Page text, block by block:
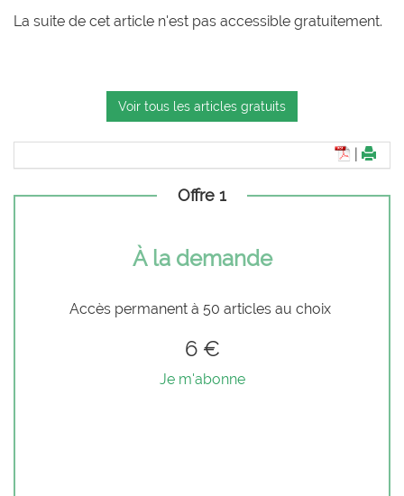
La suite de cet article n'est pas accessible gratuitement.
Voir tous les articles gratuits
Offre 1
À la demande
Accès permanent à 50 articles au choix
6 €
Je m'abonne